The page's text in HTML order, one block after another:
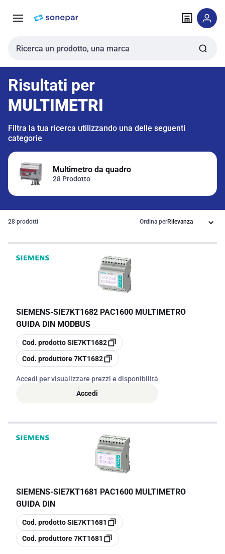
navigazione alla
Cerca input
Risultati per
MULTIMETRI
Filtra la tua ricerca utilizzando una delle seguenti
categorie
Multimetro da quadro
28 Prodotto
28 prodotti Ordina per
SIEMENS-SIE7KT1682 PAC1600 MULTIMETRO
GUIDA DIN MODBUS
copia
Cod. prodottoSIE7KT1682
copia
Cod. produttore7KT1682
Accedi per visualizzare prezzi e disponibilità
Accedi
SIEMENS-SIE7KT1681 PAC1600 MULTIMETRO
GUIDA DIN
copia
Cod. prodottoSIE7KT1681
copia
Cod. produttore7KT1681